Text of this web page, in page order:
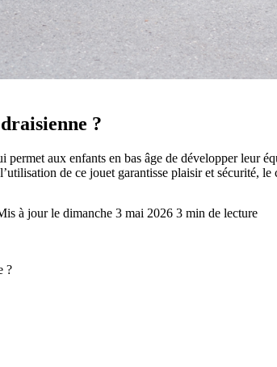
?
permet aux enfants en bas âge de développer
de ce jouet garantisse plaisir et sécurité,
à jour le dimanche 3 mai 2026 3 min de lecture
?